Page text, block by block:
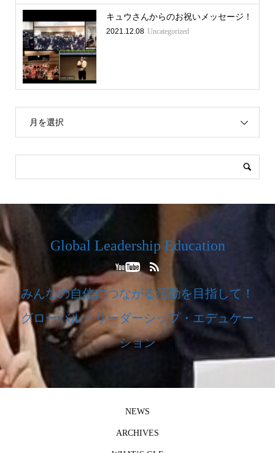
キュウさんからのお祝いメッセージ！
2021.12.08 Uncategorized
月を選択
Global Leadership Education
みんなの自信につながる活動を目指して！
グローバル・リーダーシップ・エデュケー
ション
NEWS
ARCHIVES